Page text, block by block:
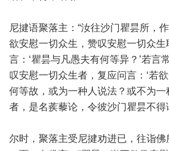
尼揵语聚落主：“汝往沙门瞿昙所，
欲安慰一切众生，赞叹安慰一切众生
言：‘瞿昙与凡愚夫有何等异？’若言
叹安慰一切众生者，复应问言：‘若
何等故，或为一种人说法？或不为一
者，是名蒺藜论，令彼沙门瞿昙不得
尔时，聚落主受尼揵劝进已，往诣